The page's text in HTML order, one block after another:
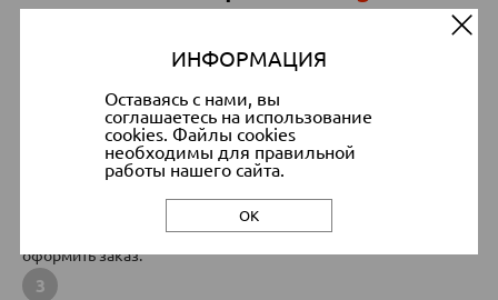
Выберите товары на
Выберите товары и скопируйте ссылки на них или положите
товар в корзину.
формуили отправьтессылки менеджеру
Заполните форму на сайте или напишите менеджеру чтобы
оформить заказ.
3
ИНФОРМАЦИЯ
Оставаясь с нами, вы
соглашаетесь на использование
cookies. Файлы cookies
необходимы для правильной
работы нашего сайта.
ОК